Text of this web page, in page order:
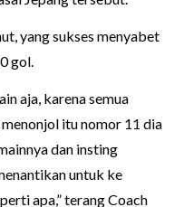
yang sukses menyabet
gol.
aja, karena semua
itu nomor 11 dia
dan insting
untuk ke
apa,” terang Coach